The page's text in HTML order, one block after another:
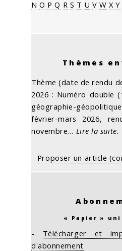
N O P Q R S T U V W X Y
Thèmes
Thème (date de rendu
2026 : Numéro double
géographie-
février-mars 2026,
novembre… Lire la suite.
Proposer un article
« Papier »
- Télécharger et
d'abonnement